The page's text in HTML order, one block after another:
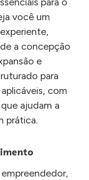
você um
a concepção
e
para
com
ajudam a
prática.